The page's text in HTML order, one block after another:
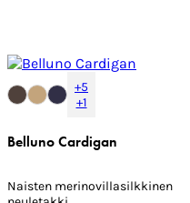
+5
+1
Belluno Cardigan
Naisten merinovillasilkkinen